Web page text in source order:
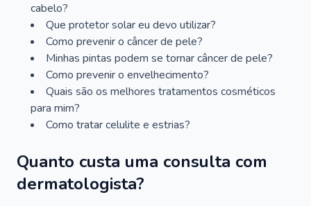
cabelo?
Que protetor solar eu devo utilizar?
Como prevenir o câncer de pele?
Minhas pintas podem se tornar câncer de pele?
Como prevenir o envelhecimento?
Quais são os melhores tratamentos cosméticos
para mim?
Como tratar celulite e estrias?
Quanto custa uma consulta com
dermatologista?